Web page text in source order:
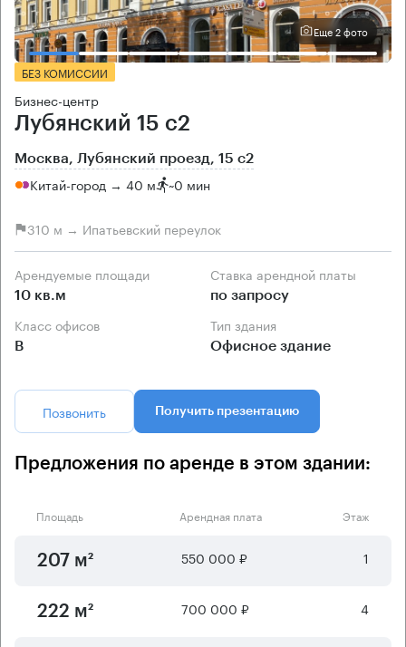
Еще 2 фото
БЕЗ КОМИССИИ
Бизнес-центр
Лубянский 15 с2
Москва, Лубянский проезд, 15 с2
Китай-город → 40 м ~0 мин
310 м → Ипатьевский переулок
Арендуемые площади
10 кв.м
Ставка арендной платы
по запросу
Класс офисов
B
Тип здания
Офисное здание
Позвонить Получить презентацию
Предложения по аренде в этом здании:
Площадь Арендная плата Этаж
207 м² 550 000 ₽ 1
222 м² 700 000 ₽ 4